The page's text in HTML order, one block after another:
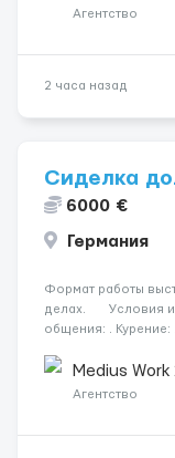
Агентство
2 часа назад
Сиделка
6000 €
Германия
Формат работы
делах. Условия и
общения: .
567 59...Medius Work
Агентство